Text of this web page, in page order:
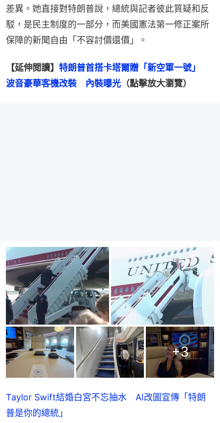
差異。她直接對特朗普說，總統與記者彼此質疑和反
駁，是民主制度的一部分，而美國憲法第一修正案所
保障的新聞自由「不容討價還價」。
【延伸閲讀】 特朗普首搭卡塔爾贈「新空軍一號」
波音豪華客機改裝　內裝曝光 （點擊放大瀏覽）
+3
Taylor Swift結婚白宮不忘抽水 AI改圖宣傳「特朗
普是你的總統」